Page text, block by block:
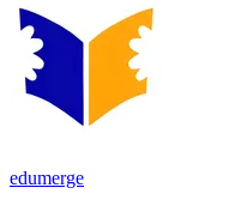
edumerge